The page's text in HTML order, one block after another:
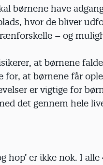
børnene have
hvor de bliver
– og
at børnene
for, at børnene får
er vigtige for
det gennem hele
hop’ er ikke nok. I